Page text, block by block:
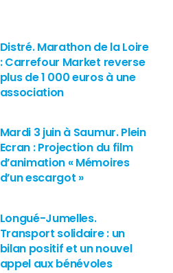
Distré. Marathon de la Loire
: Carrefour Market reverse
plus de 1 000 euros à une
association
Mardi 3 juin à Saumur. Plein
Ecran : Projection du film
d’animation « Mémoires
d’un escargot »
Longué-Jumelles.
Transport solidaire : un
bilan positif et un nouvel
appel aux bénévoles